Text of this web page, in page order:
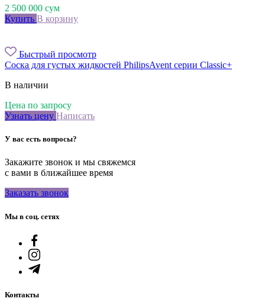
2 500 000 сум
Купить В корзину
Быстрый просмотр
Соска для густых жидкостей PhilipsAvent серии Classic+
В наличии
Цена по запросу
Узнать цену Написать
У вас есть вопросы?
Закажите звонок и мы свяжемся
с вами в ближайшее время
Заказать звонок
Мы в соц. сетях
Контакты